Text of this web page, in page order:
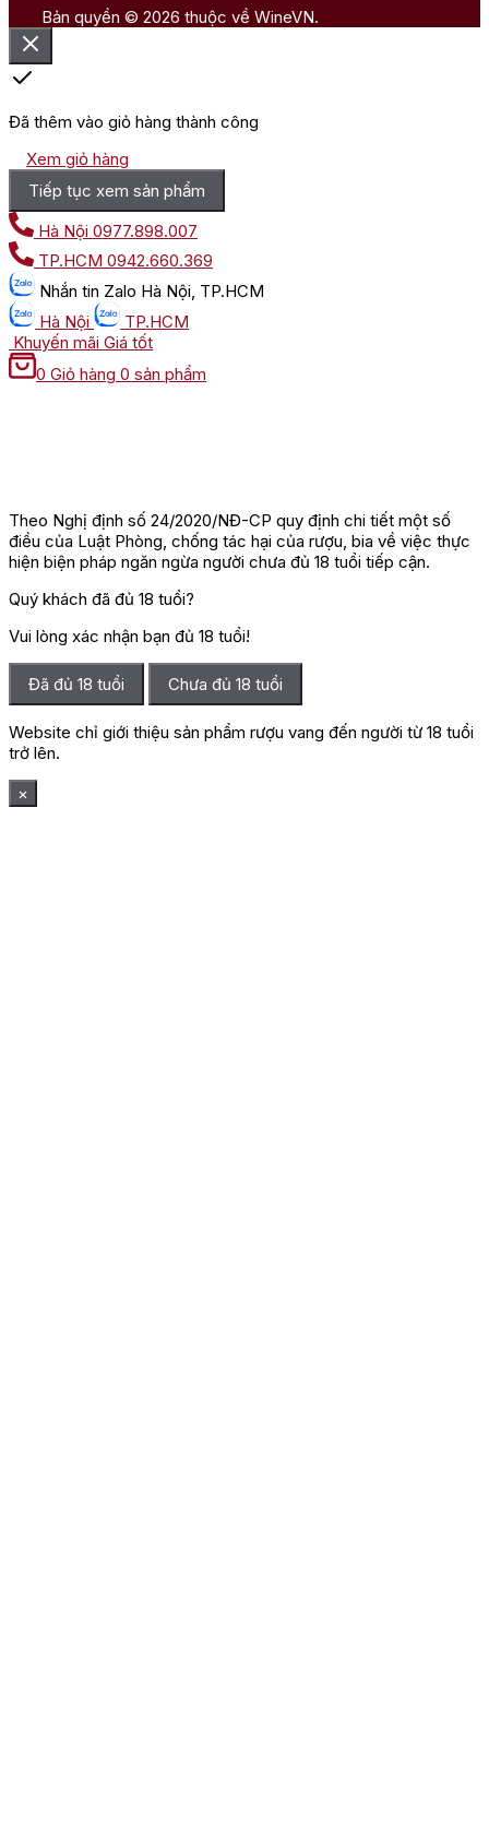
Bản quyền © 2026 thuộc về WineVN.
Đã thêm vào giỏ hàng thành công
Xem giỏ hàng
Tiếp tục xem sản phẩm
Hà Nội 0977.898.007
TP.HCM 0942.660.369
Nhắn tin Zalo Hà Nội, TP.HCM
Hà Nội
TP.HCM
Khuyến mãi Giá tốt
0 Giỏ hàng 0 sản phẩm
Theo Nghị định số 24/2020/NĐ-CP quy định chi tiết một số
điều của Luật Phòng, chống tác hại của rượu, bia về việc thực
hiện biện pháp ngăn ngừa người chưa đủ 18 tuổi tiếp cận.
Quý khách đã đủ 18 tuổi?
Vui lòng xác nhận bạn đủ 18 tuổi!
Đã đủ 18 tuổi Chưa đủ 18 tuổi
Website chỉ giới thiệu sản phẩm rượu vang đến người từ 18 tuổi
trở lên.
×